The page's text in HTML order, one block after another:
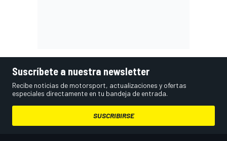
Suscríbete a nuestra newsletter
Recibe noticias de motorsport, actualizaciones y ofertas
especiales directamente en tu bandeja de entrada.
SUSCRIBIRSE